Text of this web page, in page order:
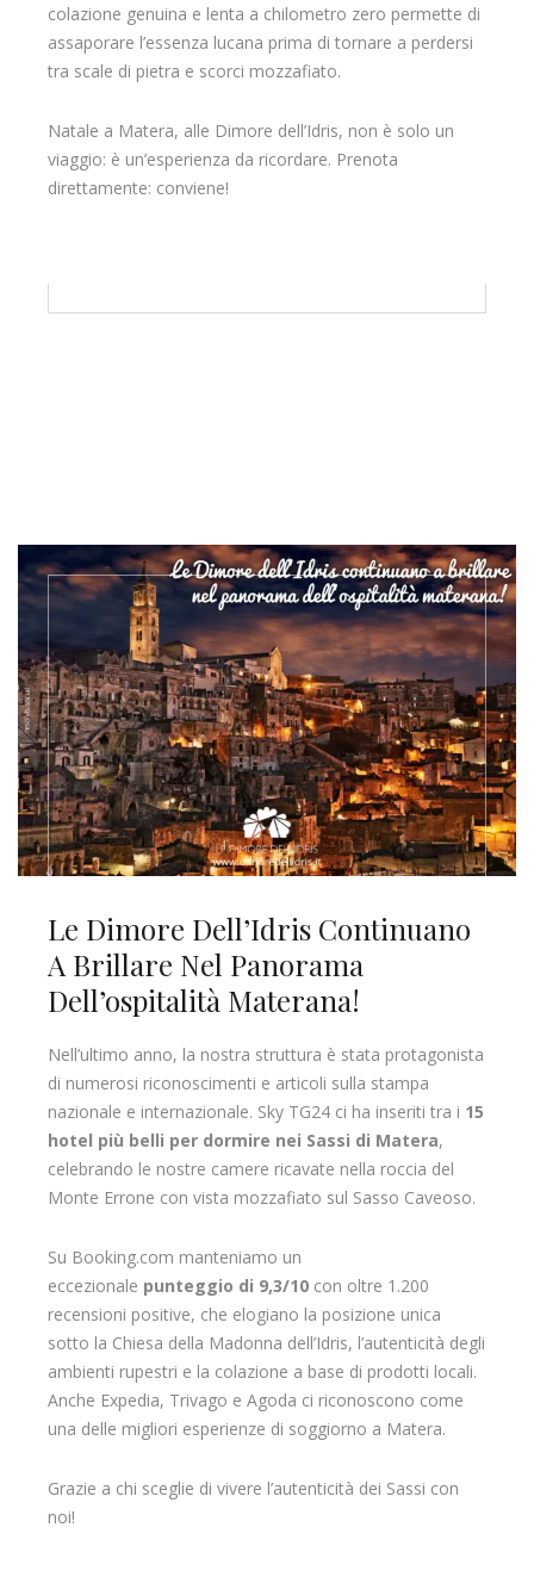
colazione genuina e lenta a chilometro zero permette di
assaporare l’essenza lucana prima di tornare a perdersi
tra scale di pietra e scorci mozzafiato.
Natale a Matera, alle Dimore dell’Idris, non è solo un
viaggio: è un’esperienza da ricordare. Prenota
direttamente: conviene!
Le Dimore Dell’Idris Continuano
A Brillare Nel Panorama
Dell’ospitalità Materana!
Nell’ultimo anno, la nostra struttura è stata protagonista
di numerosi riconoscimenti e articoli sulla stampa
nazionale e internazionale. Sky TG24 ci ha inseriti tra i 15
hotel più belli per dormire nei Sassi di Matera,
celebrando le nostre camere ricavate nella roccia del
Monte Errone con vista mozzafiato sul Sasso Caveoso.
Su Booking.com manteniamo un
eccezionale punteggio di 9,3/10 con oltre 1.200
recensioni positive, che elogiano la posizione unica
sotto la Chiesa della Madonna dell’Idris, l’autenticità degli
ambienti rupestri e la colazione a base di prodotti locali.
Anche Expedia, Trivago e Agoda ci riconoscono come
una delle migliori esperienze di soggiorno a Matera.
Grazie a chi sceglie di vivere l’autenticità dei Sassi con
noi!